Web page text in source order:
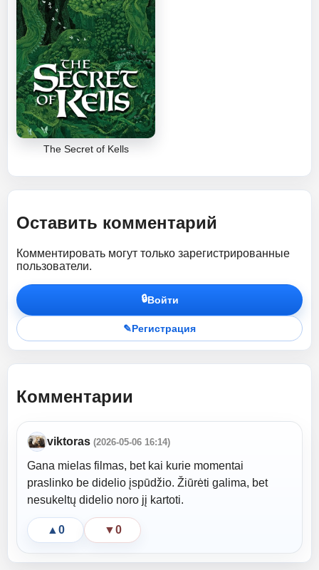
The Secret of Kells
Оставить комментарий
Комментировать могут только зарегистрированные
пользователи.
🔒Войти
✎Регистрация
Комментарии
viktoras (2026-05-06 16:14)
Gana mielas filmas, bet kai kurie momentai
praslinko be didelio įspūdžio. Žiūrėti galima, bet
nesukeltų didelio noro jį kartoti.
▲ 0 ▼0